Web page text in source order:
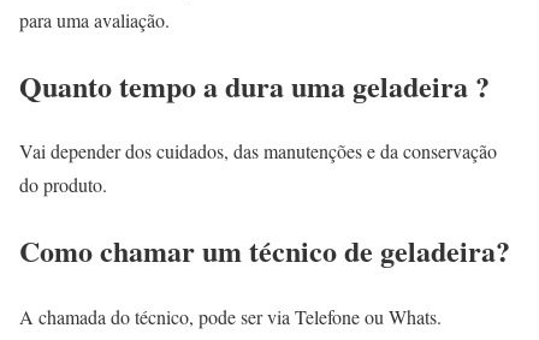
para uma avaliação.
Quanto tempo a dura uma geladeira ?
Vai depender dos cuidados, das manutenções e da conservação
do produto.
Como chamar um técnico de geladeira?
A chamada do técnico, pode ser via Telefone ou Whats.